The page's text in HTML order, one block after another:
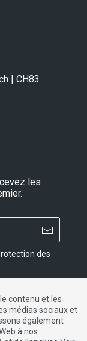
| CH83
les
des
|Contact
contenu et les
médias sociaux et
également
à nos